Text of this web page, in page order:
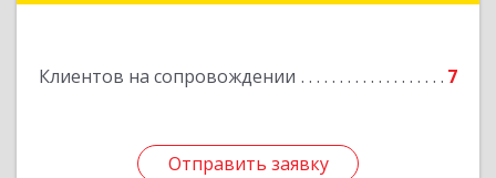
Клиентов на сопровождении 7
Отправить заявку
Отправить заявку